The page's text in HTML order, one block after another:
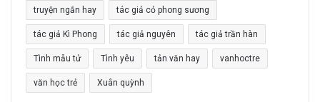
truyện ngắn hay tác giả cỏ phong sương
tác giả Kì Phong tác giả nguyên tác giả trần hàn
Tình mẫu tử Tình yêu tản văn hay vanhoctre
văn học trẻ Xuân quỳnh